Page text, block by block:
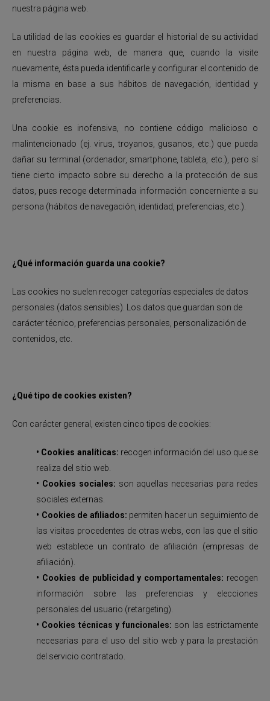
nuestra página web.
La utilidad de las cookies es guardar el historial de su actividad
en nuestra página web, de manera que, cuando la visite
nuevamente, ésta pueda identificarle y configurar el contenido de
la misma en base a sus hábitos de navegación, identidad y
preferencias.
Una cookie es inofensiva, no contiene código malicioso o
malintencionado (ej. virus, troyanos, gusanos, etc.) que pueda
dañar su terminal (ordenador, smartphone, tableta, etc.), pero sí
tiene cierto impacto sobre su derecho a la protección de sus
datos, pues recoge determinada información concerniente a su
persona (hábitos de navegación, identidad, preferencias, etc.).
¿Qué información guarda una cookie?
Las cookies no suelen recoger categorías especiales de datos
personales (datos sensibles). Los datos que guardan son de
carácter técnico, preferencias personales, personalización de
contenidos, etc.
¿Qué tipo de cookies existen?
Con carácter general, existen cinco tipos de cookies:
• Cookies analíticas: recogen información del uso que se
realiza del sitio web.
• Cookies sociales: son aquellas necesarias para redes
sociales externas.
• Cookies de afiliados: permiten hacer un seguimiento de
las visitas procedentes de otras webs, con las que el sitio
web establece un contrato de afiliación (empresas de
afiliación).
• Cookies de publicidad y comportamentales: recogen
información sobre las preferencias y elecciones
personales del usuario (retargeting).
• Cookies técnicas y funcionales: son las estrictamente
necesarias para el uso del sitio web y para la prestación
del servicio contratado.